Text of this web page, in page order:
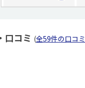
口コミ (全59件の口コミ